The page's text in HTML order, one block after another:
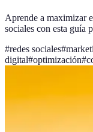
Aprende a maximizar
sociales con esta guía
#redes sociales#
digital#optimización#